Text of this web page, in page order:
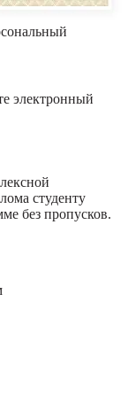
электронный
студенту
без пропусков.